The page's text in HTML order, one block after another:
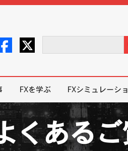
FXを学ぶ FXシミュレーシ
くある